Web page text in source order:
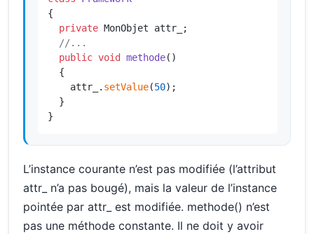
{
private MonObjet attr_;
//...
public void methode()
{
    attr_.
setValue(50);
  }
}
L’instance courante n’est pas modifiée (l’attribut
attr_ n’a pas bougé), mais la valeur de l’instance
pointée par attr_ est modifiée. methode() n’est
pas une méthode constante. Il ne doit y avoir